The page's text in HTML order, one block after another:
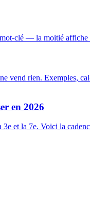
clé — la moitié affiche
vend rien. Exemples,
en 2026
et la 7e. Voici la